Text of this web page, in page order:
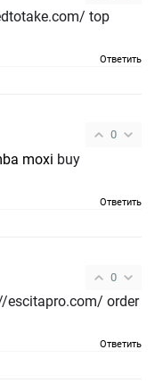
top
Ответить
0
moxi buy
Ответить
0
order
Ответить